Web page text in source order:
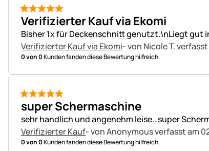
5 von 5
Verifizierter Kauf via Ekomi
Bisher 1x für Deckenschnitt genutzt.\nLiegt gut
Verifizierter Kauf via Ekomi- von Nicole T.verfasst
0 von 0Kunden fanden diese Bewertung hilfreich.
5 von 5
super Schermaschine
sehr handlich und angenehm leise.. super
Verifizierter Kauf- von Anonymousverfasst am
0 von 0Kunden fanden diese Bewertung hilfreich.